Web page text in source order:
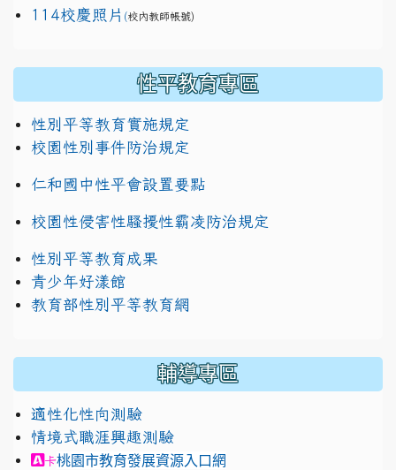
114校慶照片 (校內教師帳號)
性平教育專區
性別平等教育實施規定
校園性別事件防治規定
仁和國中性平會設置要點
校園性侵害性騷擾性霸凌防治規定
性別平等教育成果
青少年好漾館
教育部性別平等教育網
輔導專區
適性化性向測驗
情境式職涯興趣測驗
link to https://exam.career.ntnu.edu.tw/cit/
卡桃園市教育發展資源入口網